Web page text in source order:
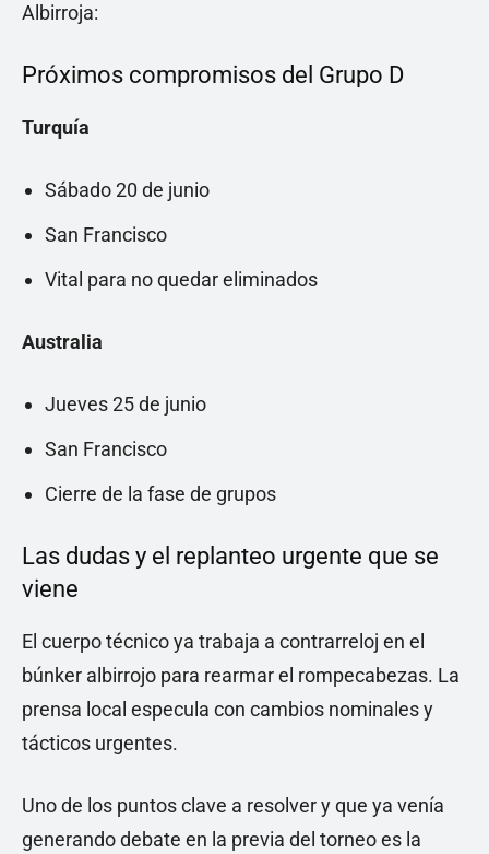
Albirroja:
Próximos compromisos del Grupo D
Turquía
Sábado 20 de junio
San Francisco
Vital para no quedar eliminados
Australia
Jueves 25 de junio
San Francisco
Cierre de la fase de grupos
Las dudas y el replanteo urgente que se
viene
El cuerpo técnico ya trabaja a contrarreloj en el
búnker albirrojo para rearmar el rompecabezas. La
prensa local especula con cambios nominales y
tácticos urgentes.
Uno de los puntos clave a resolver y que ya venía
generando debate en la previa del torneo es la